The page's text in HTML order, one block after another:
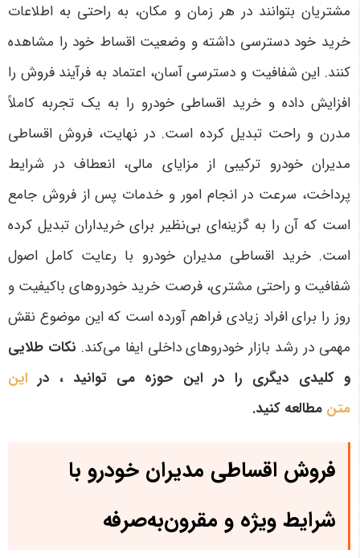
مشتریان بتوانند در هر زمان و مکان، به راحتی به اطلاعات
خرید خود دسترسی داشته و وضعیت اقساط خود را مشاهده
کنند. این شفافیت و دسترسی آسان، اعتماد به فرآیند فروش را
افزایش داده و خرید اقساطی خودرو را به یک تجربه کاملاً
مدرن و راحت تبدیل کرده است. در نهایت، فروش اقساطی
مدیران خودرو ترکیبی از مزایای مالی، انعطاف در شرایط
پرداخت، سرعت در انجام امور و خدمات پس از فروش جامع
است که آن را به گزینه‌ای بی‌نظیر برای خریداران تبدیل کرده
است. خرید اقساطی مدیران خودرو با رعایت کامل اصول
شفافیت و راحتی مشتری، فرصت خرید خودروهای باکیفیت و
روز را برای افراد زیادی فراهم آورده است که این موضوع نقش
مهمی در رشد بازار خودروهای داخلی ایفا می‌کند. نکات طلایی
و کلیدی دیگری را در این حوزه می توانید ، در این
متن مطالعه کنید.
فروش اقساطی مدیران خودرو با
شرایط ویژه و مقرون‌به‌صرفه